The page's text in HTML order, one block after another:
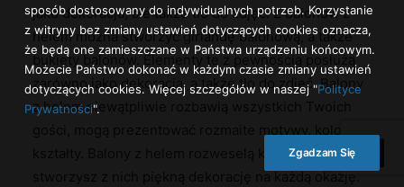
jako dekoracja, ale także tło do zdjęć. Z balonów z
helem można stworzyć girlandę balonową, a także
bukiety balonów. Elementy te z pewnością posłużą
zarówno jako dekoracja, a także tło do zdjęć. Balony
z helem niewątpliwie rozbawią wszystkich Twoich
kształty. Balony z helem rozweselą każdego,
stworzysz z nich piękną dekorację na każdą okazję.
sposób dostosowany do indywidualnych potrzeb. Korzystanie
z witryny bez zmiany ustawień dotyczących cookies oznacza,
że będą one zamieszczane w Państwa urządzeniu końcowym.
Możecie Państwo dokonać w każdym czasie zmiany ustawień
dotyczących cookies. Więcej szczegółów w naszej "Polityce
Prywatności".
Zgadzam Się